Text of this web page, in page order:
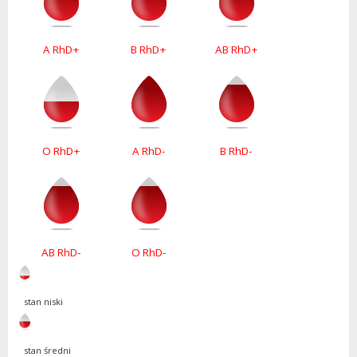
A RhD+ B RhD+ AB RhD+
O RhD+ A RhD- B RhD-
AB RhD- O RhD-
stan niski
stan średni